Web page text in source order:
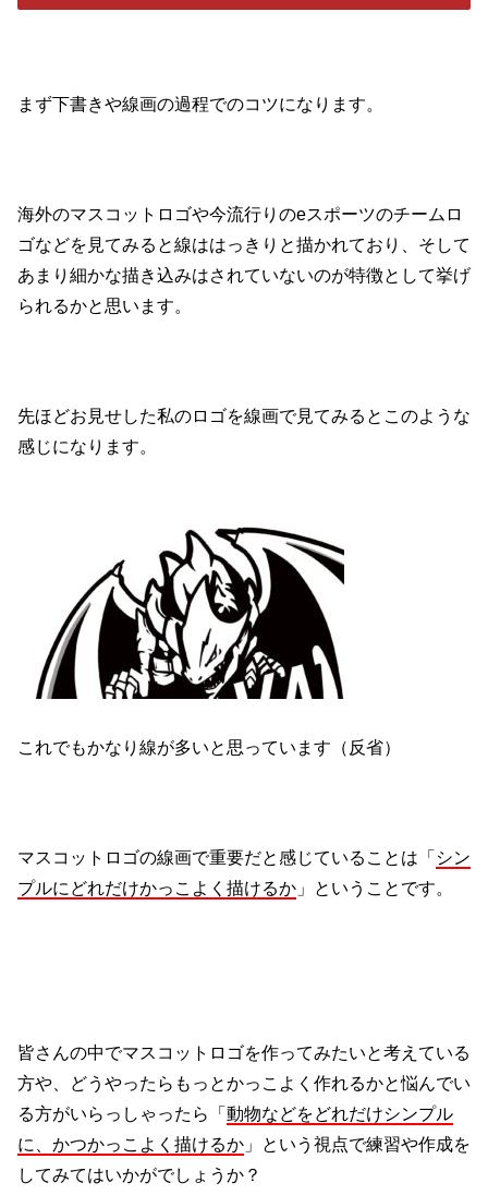
まず下書きや線画の過程でのコツになります。
海外のマスコットロゴや今流行りのeスポーツのチームロ
ゴなどを見てみると線ははっきりと描かれており、そして
あまり細かな描き込みはされていないのが特徴として挙げ
られるかと思います。
先ほどお見せした私のロゴを線画で見てみるとこのような
感じになります。
これでもかなり線が多いと思っています（反省）
マスコットロゴの線画で重要だと感じていることは「 シン
プルにどれだけかっこよく描けるか 」ということです。
皆さんの中でマスコットロゴを作ってみたいと考えている
方や、どうやったらもっとかっこよく作れるかと悩んでい
る方がいらっしゃったら「 動物などをどれだけシンプル
に、かつかっこよく描けるか 」という視点で練習や作成を
してみてはいかがでしょうか？